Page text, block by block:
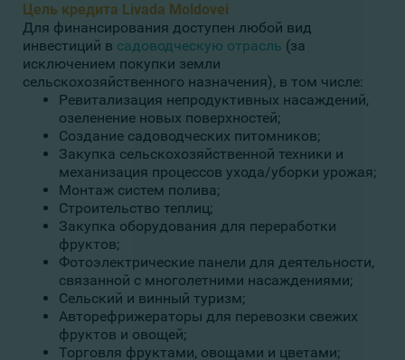
Цель кредита Livada Moldovei
Для финансирования доступен любой вид
инвестиций в садоводческую отрасль (за
исключением покупки земли
сельскохозяйственного назначения), в том числе:
Ревитализация непродуктивных насаждений,
озеленение новых поверхностей;
Создание садоводческих питомников;
Закупка сельскохозяйственной техники и
механизация процессов ухода/уборки урожая;
Монтаж систем полива;
Строительство теплиц;
Закупка оборудования для переработки
фруктов;
Фотоэлектрические панели для деятельности,
связанной с многолетними насаждениями;
Сельский и винный туризм;
Авторефрижераторы для перевозки свежих
фруктов и овощей;
Торговля фруктами, овощами и цветами;